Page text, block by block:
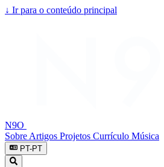
↓ Ir para o conteúdo principal
N9O
Sobre Artigos Projetos Currículo Música
PT-PT